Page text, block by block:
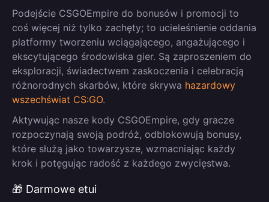
Podejście CSGOEmpire do bonusów i promocji to
coś więcej niż tylko zachęty; to ucieleśnienie oddania
platformy tworzeniu wciągającego, angażującego i
ekscytującego środowiska gier. Są zaproszeniem do
eksploracji, świadectwem zaskoczenia i celebracją
różnorodnych skarbów, które skrywa hazardowy
wszechświat CS:GO.
Aktywując nasze kody CSGOEmpire, gdy gracze
rozpoczynają swoją podróż, odblokowują bonusy,
które służą jako towarzysze, wzmacniając każdy
krok i potęgując radość z każdego zwycięstwa.
🎁 Darmowe etui